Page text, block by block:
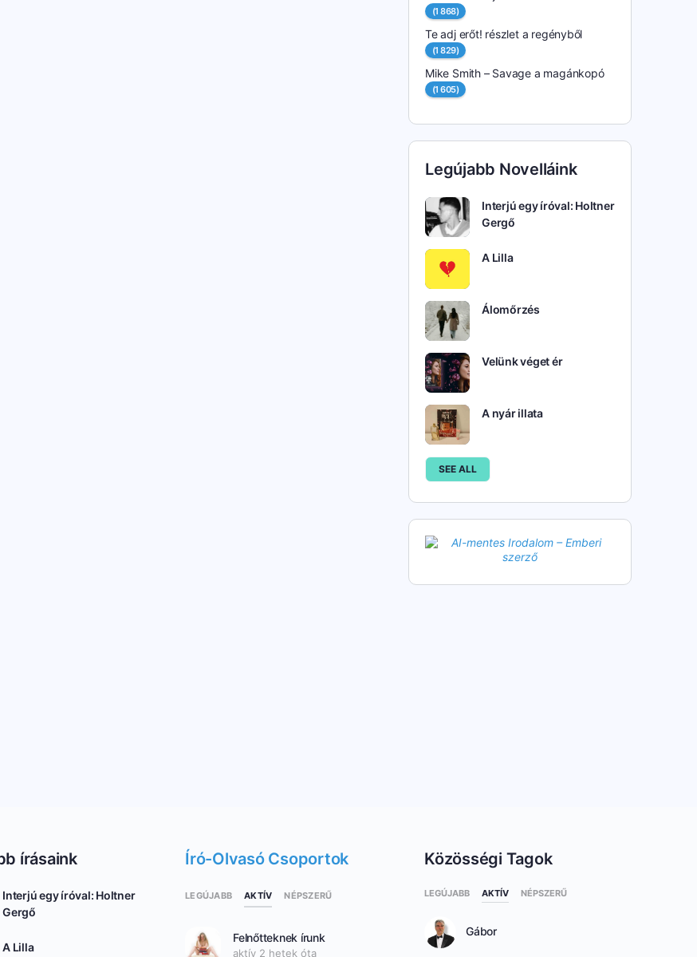
(1 868)
Te adj erőt! részlet a regényből
(1 829)
Mike Smith – Savage a magánkopó
(1 605)
Legújabb Novelláink
Interjú egy íróval: Holtner
Gergő
A Lilla
Álomőrzés
Velünk véget ér
A nyár illata
SEE ALL
írásaink
Interjú egy íróval: Holtner
Gergő
A Lilla
Író-Olvasó Csoportok
LEGÚJABB AKTÍV NÉPSZERŰ
Felnőtteknek írunk
aktív 2 hetek óta
Közösségi Tagok
LEGÚJABB AKTÍV NÉPSZERŰ
Gábor